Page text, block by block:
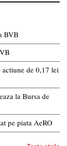
BVB
de 0,17 lei
la Bursa de
pe piata AeRO